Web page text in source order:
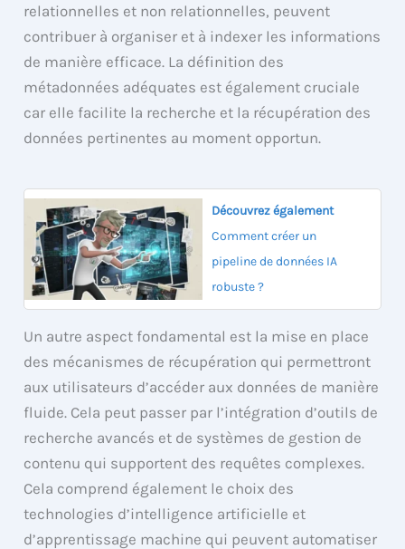
relationnelles et non relationnelles, peuvent
contribuer à organiser et à indexer les informations
de manière efficace. La définition des
métadonnées adéquates est également cruciale
car elle facilite la recherche et la récupération des
données pertinentes au moment opportun.
Découvrez également
Comment créer un
pipeline de données IA
robuste ?
Un autre aspect fondamental est la mise en place
des mécanismes de récupération qui permettront
aux utilisateurs d’accéder aux données de manière
fluide. Cela peut passer par l’intégration d’outils de
recherche avancés et de systèmes de gestion de
contenu qui supportent des requêtes complexes.
Cela comprend également le choix des
technologies d’intelligence artificielle et
d’apprentissage machine qui peuvent automatiser